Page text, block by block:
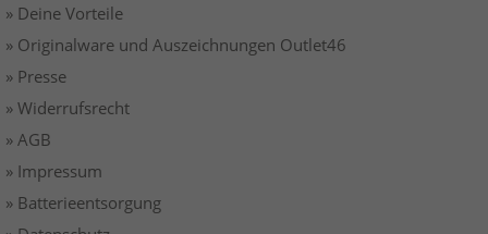
» Deine Vorteile
» Originalware und Auszeichnungen Outlet46
» Presse
» Widerrufsrecht
» AGB
» Impressum
» Batterieentsorgung